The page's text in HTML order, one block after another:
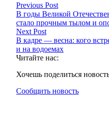
Previous Post
В годы Великой
стало прочным тылом и
Next Post
В кадре — весна: кого
и на водоемах
Читайте нас:
Хочешь поделиться
Сообщить новость